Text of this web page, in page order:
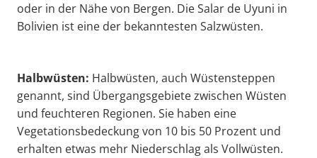
oder in der Nähe von Bergen. Die Salar de Uyuni in
Bolivien ist eine der bekanntesten Salzwüsten.
Halbwüsten: Halbwüsten, auch Wüstensteppen
genannt, sind Übergangsgebiete zwischen Wüsten
und feuchteren Regionen. Sie haben eine
Vegetationsbedeckung von 10 bis 50 Prozent und
erhalten etwas mehr Niederschlag als Vollwüsten.